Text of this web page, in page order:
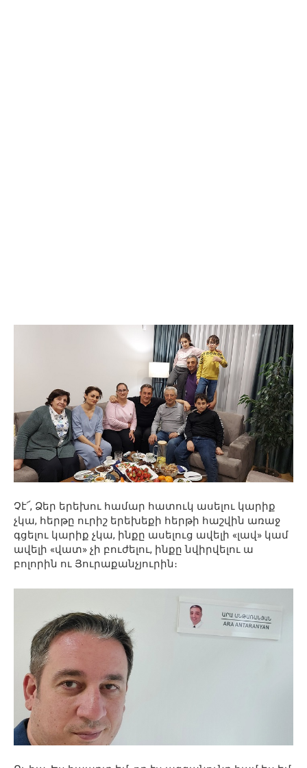
Չէ՜, Ձեր երեխու համար հատուկ ասելու կարիք
չկա, հերթը ուրիշ երեխեքի հերթի հաշվին առաջ
գցելու կարիք չկա, ինքը ասելուց ավելի «լավ» կամ
ավելի «վատ» չի բուժելու, ինքը նվիրվելու ա
բոլորին ու Յուրաքանչյուրին։